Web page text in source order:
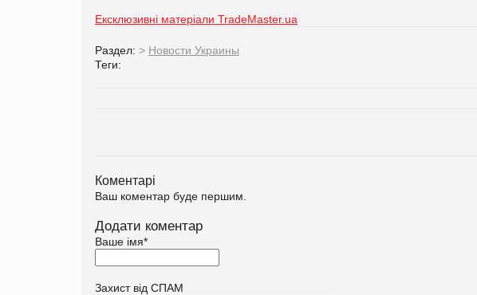
Ексклюзивні матеріали TradeMaster.ua
Раздел: > Новости Украины
Теги:
Коментарі
Ваш коментар буде першим.
Додати коментар
Ваше імя*
Захист від СПАМ